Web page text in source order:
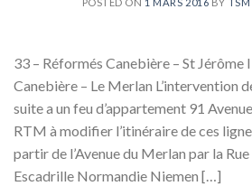
POSTED ON 1 MARS 2016 BY TSM
33 – Réformés Canebière – St Jérôme
Canebière – Le Merlan L’intervention
suite a un feu d’appartement 91
RTM à modifier l’itinéraire de ces
partir de l’Avenue du Merlan par la
Escadrille Normandie Niemen […]